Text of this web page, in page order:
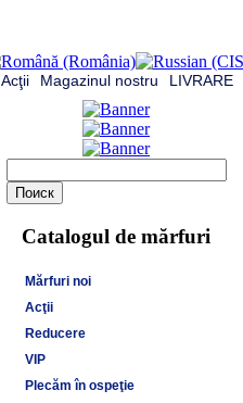
Acţii Magazinul nostru LIVRARE
Catalogul de mărfuri
Mărfuri noi
Acţii
Reducere
VIP
Plecăm în ospeţie